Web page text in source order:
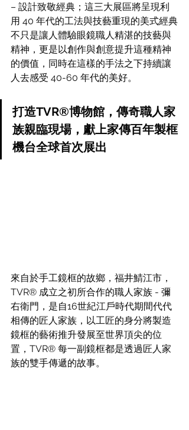
– 設計致敬經典；這三大展區將呈現利
用 40 年代的工法與技藝重現的美式經典
不只是讓人體驗眼鏡職人精湛的技藝與
精神，更是以創作與創意提升這種精神
的價值，同時在這樣的手法之下持續讓
人去感受 40-60 年代的美好。
打造TVR®博物館，傳奇職人家
族親臨現場，獻上家傳百年製框
機台全球首次展出
來自於手工鏡框的故鄉，福井鯖江市，
TVR® 成立之初所合作的職人家族 - 彌
右衛門，是自16世紀江戶時代期間代代
相傳的匠人家族，以工匠的身分將製造
鏡框的藝術推升發展至世界頂尖的位
置，TVR® 每一副鏡框都是透過匠人家
族的雙手傳遞的故事。